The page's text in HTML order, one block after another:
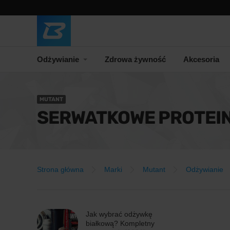
Odżywianie Zdrowa żywność Akcesoria
MUTANT
SERWATKOWE
Strona główna Marki Mutant Odżywianie
Jak wybrać odżywkę
białkową? Kompletny